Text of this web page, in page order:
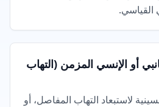
القياسي.
أو الإنسي المزمن (التهاب
لاستبعاد التهاب المفاصل، أو